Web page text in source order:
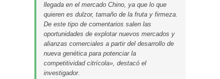
llegada en el mercado Chino, ya que lo que
quieren es dulzor, tamaño de la fruta y firmeza.
De este tipo de comentarios salen las
oportunidades de explotar nuevos mercados y
alianzas comerciales a partir del desarrollo de
nueva genética para potenciar la
competitividad citrícola», destacó el
investigador.